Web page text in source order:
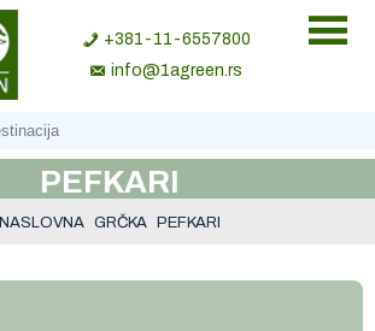
+381-11-6557800
info@1agreen.rs
PEFKARI
NASLOVNA GRČKA PEFKARI